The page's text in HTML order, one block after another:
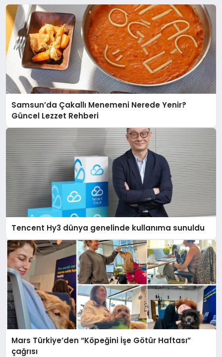
Samsun’da Çakallı Menemeni Nerede Yenir?
Güncel Lezzet Rehberi
Tencent Hy3 dünya genelinde kullanıma sunuldu
Mars Türkiye’den “Köpeğini İşe Götür Haftası”
çağrısı